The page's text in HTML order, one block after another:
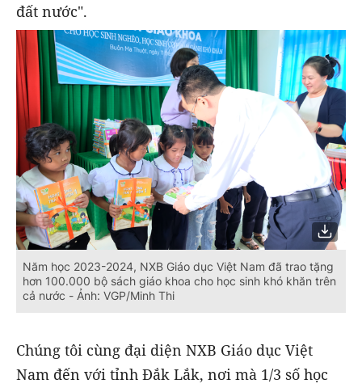
đất nước".
Năm học 2023-2024, NXB Giáo dục Việt Nam đã trao tặng
hơn 100.000 bộ sách giáo khoa cho học sinh khó khăn trên
cả nước - Ảnh: VGP/Minh Thi
Chúng tôi cùng đại diện NXB Giáo dục Việt
Nam đến với tỉnh Đắk Lắk, nơi mà 1/3 số học